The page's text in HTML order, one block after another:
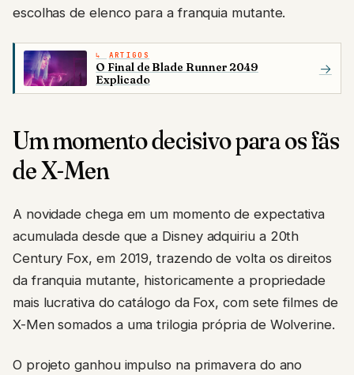
escolhas de elenco para a franquia mutante.
ARTIGOS
O Final de Blade Runner 2049
Explicado
→
Um momento decisivo para os fãs
de X-Men
A novidade chega em um momento de expectativa
acumulada desde que a Disney adquiriu a 20th
Century Fox, em 2019, trazendo de volta os direitos
da franquia mutante, historicamente a propriedade
mais lucrativa do catálogo da Fox, com sete filmes de
X-Men somados a uma trilogia própria de Wolverine.
O projeto ganhou impulso na primavera do ano